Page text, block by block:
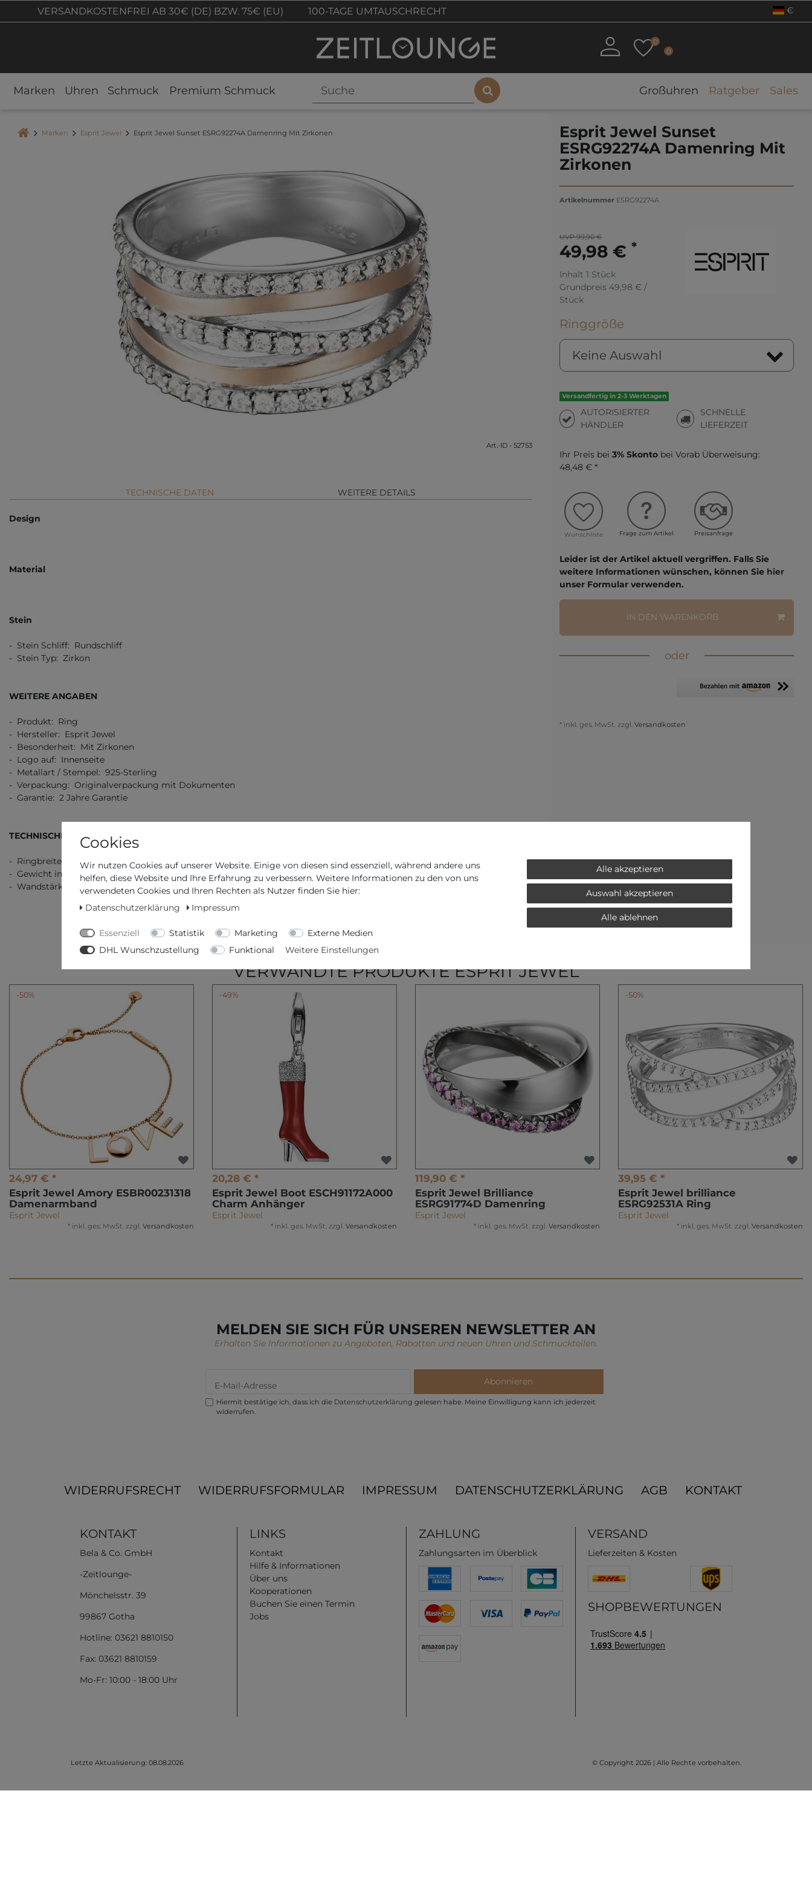
VERSANDKOSTENFREI AB 30€ (DE) BZW. 75€ (EU) 100-TAGE UMTAUSCHRECHT €
0
0
Marken Uhren Schmuck Premium Schmuck Großuhren Ratgeber Sales
Marken Esprit Jewel Esprit Jewel Sunset ESRG92274A Damenring Mit Zirkonen
Art.-ID - 52753
TECHNISCHE DATEN WEITERE DETAILS
Design
Material
Stein
- Stein Schliff: Rundschliff
- Stein Typ: Zirkon
WEITERE ANGABEN
- Produkt: Ring
- Hersteller: Esprit Jewel
- Besonderheit: Mit Zirkonen
- Logo auf: Innenseite
- Metallart / Stempel: 925-Sterling
- Verpackung: Originalverpackung mit Dokumenten
- Garantie: 2 Jahre Garantie
TECHNISCHE DATEN
- Ringbreite: 12,00 / 0,47
- Gewicht in g / unzen: 6,00 / 0,21
- Wandstärke: 3,00 / 0,12
Esprit Jewel Sunset
ESRG92274A Damenring Mit
Zirkonen
Artikelnummer ESRG92274A
UVP 99,90 €
49,98 € *
Inhalt 1 Stück
Grundpreis 49,98 € /
Stück
Ringgröße
Versandfertig in 2-3 Werktagen
AUTORISIERTER
HÄNDLER
SCHNELLE
LIEFERZEIT
Ihr Preis bei 3% Skonto bei Vorab Überweisung:
48,48 € *
Wunschliste Frage zum Artikel Preisanfrage
Leider ist der Artikel aktuell vergriffen. Falls Sie
weitere Informationen wünschen, können Sie hier
unser Formular verwenden.
IN DEN WARENKORB
oder
* inkl. ges. MwSt. zzgl. Versandkosten
VERWANDTE PRODUKTE ESPRIT JEWEL
-50%
24,97 € *
Esprit Jewel Amory ESBR00231318
Damenarmband
Esprit Jewel
* inkl. ges. MwSt. zzgl. Versandkosten
-49%
20,28 € *
Esprit Jewel Boot ESCH91172A000
Charm Anhänger
Esprit Jewel
* inkl. ges. MwSt. zzgl. Versandkosten
119,90 € *
Esprit Jewel Brilliance
ESRG91774D Damenring
Esprit Jewel
* inkl. ges. MwSt. zzgl. Versandkosten
-50%
39,95 € *
Esprit Jewel brilliance
ESRG92531A Ring
Esprit Jewel
* inkl. ges. MwSt. zzgl. Versandkosten
MELDEN SIE SICH FÜR UNSEREN NEWSLETTER AN
Erhalten Sie Informationen zu Angeboten, Rabatten und neuen Uhren und Schmuckteilen.
Abonnieren
Hiermit bestätige ich, dass ich die Daten­schutz­erklärung gelesen habe. Meine Einwilligung kann ich jederzeit
widerrufen.
WIDERRUFSRECHT WIDERRUFSFORMULAR IMPRESSUM DATENSCHUTZERKLÄRUNG AGB KONTAKT
KONTAKT
Bela & Co. GmbH
-Zeitlounge-
Mönchelsstr. 39
99867 Gotha
Hotline: 03621 8810150
Fax: 03621 8810159
Mo-Fr: 10:00 - 18:00 Uhr
LINKS
Kontakt
Hilfe & Informationen
Über uns
Kooperationen
Buchen Sie einen Termin
Jobs
ZAHLUNG
Zahlungsarten im Überblick
VERSAND
Lieferzeiten & Kosten
SHOPBEWERTUNGEN
Letzte Aktualisierung: 08.08.2026 © Copyright 2026 | Alle Rechte vorbehalten.
Cookies
Wir nutzen Cookies auf unserer Website. Einige von diesen sind essenziell, während andere uns
helfen, diese Website und Ihre Erfahrung zu verbessern. Weitere Informationen zu den von uns
verwendeten Cookies und Ihren Rechten als Nutzer finden Sie hier:
Datenschutzerklärung
Impressum
Essenziell Statistik Marketing
Externe Medien
DHL Wunschzustellung
Funktional Weitere Einstellungen
Alle akzeptieren
Auswahl akzeptieren
Alle ablehnen